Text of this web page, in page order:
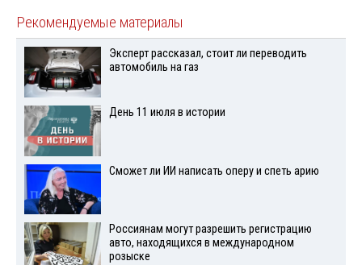
Рекомендуемые материалы
Эксперт рассказал, стоит ли переводить
автомобиль на газ
День 11 июля в истории
Сможет ли ИИ написать оперу и спеть арию
Россиянам могут разрешить регистрацию
авто, находящихся в международном
розыске